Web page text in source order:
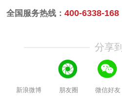
全国服务热线： 400-6338-168
分享到
新浪微博 朋友圈 微信好友